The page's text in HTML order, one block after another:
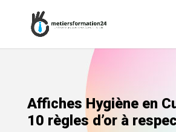
Affiches Hygiène en
10 règles d’or à